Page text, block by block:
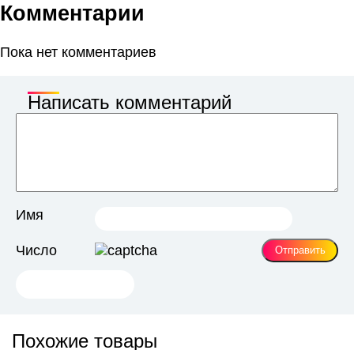
Комментарии
Пока нет комментариев
Написать комментарий
Имя
Число
Похожие товары